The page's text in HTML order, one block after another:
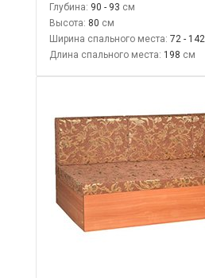
Глубина: 90 - 93
Высота: 80
Ширина спального места: 72 - 142
Длина спального места: 198